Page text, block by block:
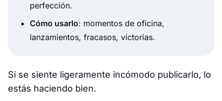
perfección.
Cómo usarlo: momentos de oficina,
lanzamientos, fracasos, victorias.
Si se siente ligeramente incómodo publicarlo, lo
estás haciendo bien.